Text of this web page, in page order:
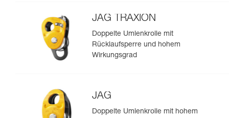
JAG TRAXION
Doppelte Umlenkrolle mit
Rücklaufsperre und hohem
Wirkungsgrad
JAG
Doppelte Umlenkrolle mit hohem